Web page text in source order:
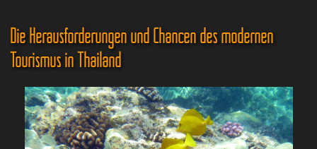
Die Herausforderungen und Chancen des modernen
Tourismus in Thailand